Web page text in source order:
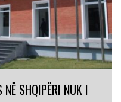
NË SHQIPËRI NUK I